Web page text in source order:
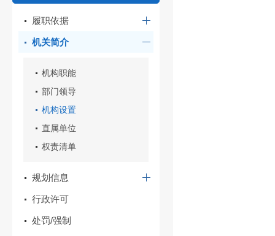
履职依据
机关简介
机构职能
部门领导
机构设置
直属单位
权责清单
规划信息
行政许可
处罚/强制